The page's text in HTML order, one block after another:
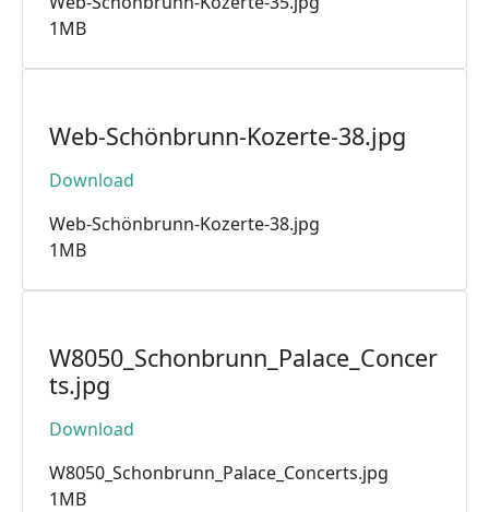
1MB
Web-Schönbrunn-Kozerte-38.jpg
Download
Web-Schönbrunn-Kozerte-38.jpg
1MB
W8050_Schonbrunn_Palace_Concer
ts.jpg
Download
W8050_Schonbrunn_Palace_Concerts.jpg
1MB